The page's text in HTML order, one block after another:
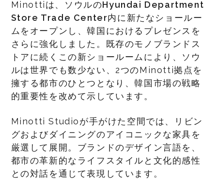
Minottiは、ソウルのHyundai Department
Store Trade Center内に新たなショールー
ムをオープンし、韓国におけるプレゼンスを
さらに強化しました。既存のモノブランドス
トアに続くこの新ショールームにより、ソウ
ルは世界でも数少ない、2つのMinotti拠点を
擁する都市のひとつとなり、韓国市場の戦略
的重要性を改めて示しています。
Minotti Studioが手がけた空間では、リビン
グおよびダイニングのアイコニックな家具を
厳選して展開。ブランドのデザイン言語を、
都市の革新的なライフスタイルと文化的感性
との対話を通じて表現しています。